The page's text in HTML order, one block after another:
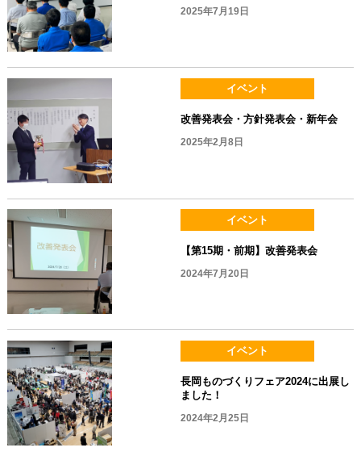
2025年7月19日
イベント
改善発表会・方針発表会・新年会
2025年2月8日
イベント
【第15期・前期】改善発表会
2024年7月20日
イベント
長岡ものづくりフェア2024に出展し
ました！
2024年2月25日